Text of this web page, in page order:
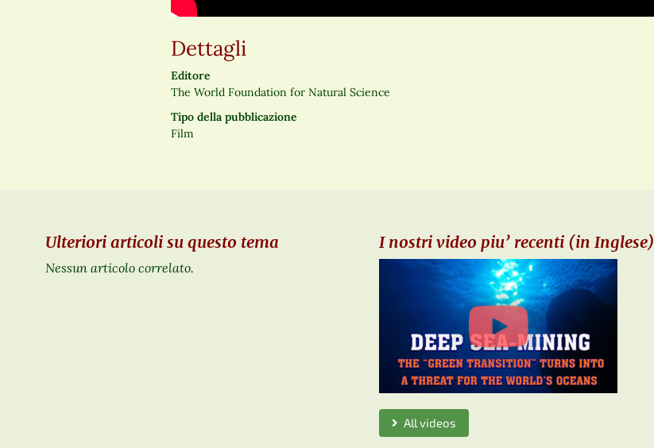
Dettagli
Editore
The World Foundation for Natural Science
Tipo della pubblicazione
Film
Ulteriori articoli su questo tema
Nessun articolo correlato.
I nostri video piu’ recenti (in Inglese)
All videos